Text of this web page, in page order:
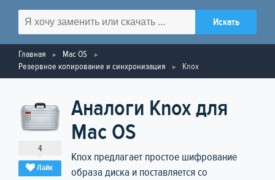
Главная
Mac OS
Резервное копирование и синхронизация
Knox
4
Лайк
Аналоги Knox для
Mac OS
Knox предлагает простое шифрование
образа диска и поставляется со